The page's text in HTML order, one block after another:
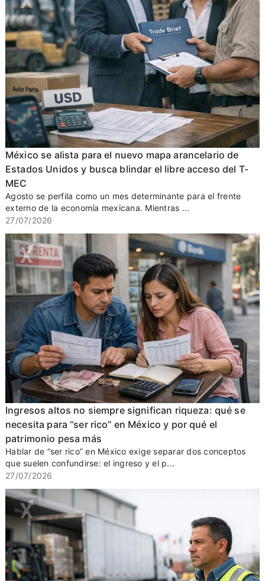
México se alista para el nuevo mapa arancelario de
Estados Unidos y busca blindar el libre acceso del T-
MEC
Agosto se perfila como un mes determinante para el frente
externo de la economía mexicana. Mientras ...
27/07/2026
Ingresos altos no siempre significan riqueza: qué se
necesita para “ser rico” en México y por qué el
patrimonio pesa más
Hablar de “ser rico” en México exige separar dos conceptos
que suelen confundirse: el ingreso y el p...
27/07/2026